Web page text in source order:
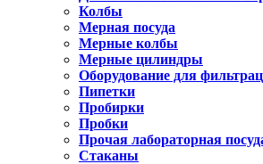
Колбы
Мерная посуда
Мерные колбы
Мерные цилиндры
Оборудование для
Пипетки
Пробирки
Пробки
Прочая лабораторная
Стаканы